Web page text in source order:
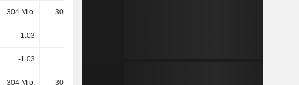
304 Mio. 305 Mio.
-1.03
-1.03
304 Mio. 305 Mio.